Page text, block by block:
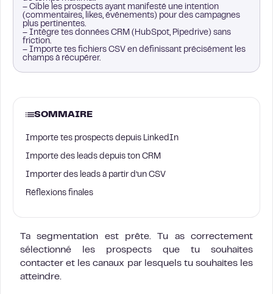
– Cible les prospects ayant manifesté une intention
(commentaires, likes, événements) pour des campagnes
plus pertinentes.
– Intègre tes données CRM (HubSpot, Pipedrive) sans
friction.
– Importe tes fichiers CSV en définissant précisément les
champs à récupérer.
SOMMAIRE
Importe tes prospects depuis LinkedIn
Importe des leads depuis ton CRM
Importer des leads à partir d’un CSV
Réflexions finales
Ta segmentation est prête. Tu as correctement
sélectionné les prospects que tu souhaites
contacter et les canaux par lesquels tu souhaites les
atteindre.